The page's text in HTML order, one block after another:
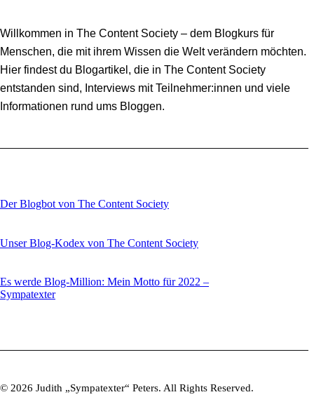
Willkommen in The Content Society – dem Blogkurs für
Menschen, die mit ihrem Wissen die Welt verändern möchten.
Hier findest du Blogartikel, die in The Content Society
entstanden sind, Interviews mit Teilnehmer:innen und viele
Informationen rund ums Bloggen.
Der Blogbot von The Content Society
Unser Blog-Kodex von The Content Society
Es werde Blog-Million: Mein Motto für 2022 –
Sympatexter
© 2026 Judith „Sympatexter“ Peters. All Rights Reserved.